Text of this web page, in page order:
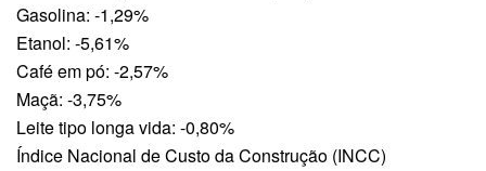
Gasolina: -1,29%
Etanol: -5,61%
Café em pó: -2,57%
Maçã: -3,75%
Leite tipo longa vida: -0,80%
Índice Nacional de Custo da Construção (INCC)